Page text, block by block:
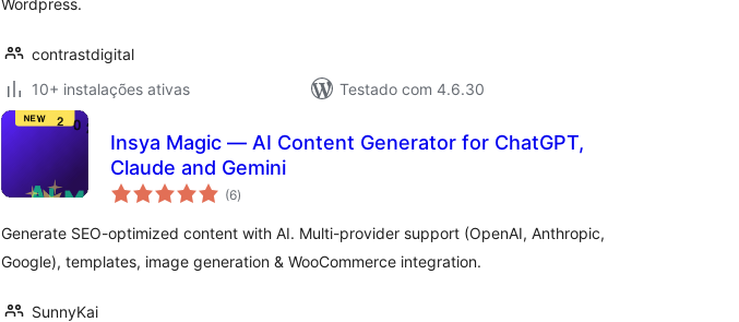
Wordpress.
contrastdigital
10+ instalações ativas
Testado com 4.6.30
Insya Magic — AI Content Generator for ChatGPT,
Claude and Gemini
(6avaliações
totais
)
Generate SEO-optimized content with AI. Multi-provider support (OpenAI, Anthropic,
Google), templates, image generation & WooCommerce integration.
SunnyKai